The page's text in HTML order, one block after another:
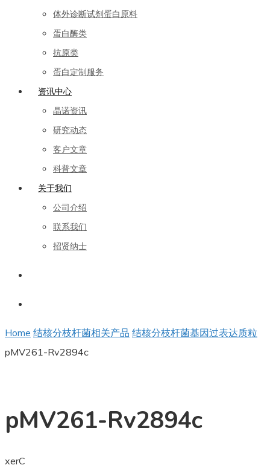
体外诊断试剂蛋白原料
蛋白酶类
抗原类
蛋白定制服务
资讯中心
晶诺资讯
研究动态
客户文章
科普文章
关于我们
公司介绍
联系我们
招贤纳士
Home 结核分枝杆菌相关产品 结核分枝杆菌基因过表达质粒
pMV261-Rv2894c
pMV261-Rv2894c
xerC